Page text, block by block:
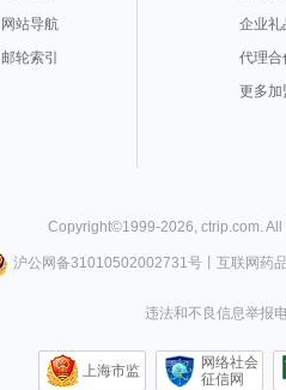
网站导航
邮轮索引
企业礼
代理合
更多加
Copyright©1999-2026 ctrip.com .
沪公网备31010502002731号丨 互联网药
违法和不良信息举报
上海市监
网络社会
征信网